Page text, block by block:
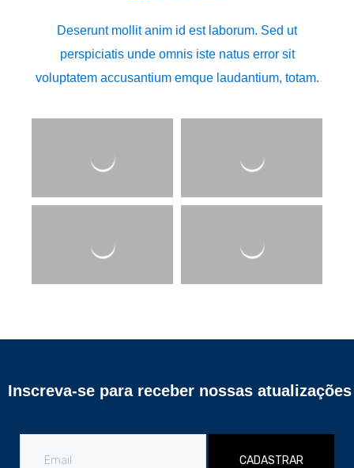
Deserunt mollit anim id est laborum. Sed ut
perspiciatis unde omnis iste natus error sit
voluptatem accusantium emque laudantium, totam.
Inscreva-se para receber nossas atualizações
CADASTRAR